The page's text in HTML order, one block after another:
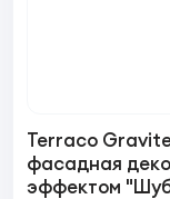
Terraco
фасадная
эффектом